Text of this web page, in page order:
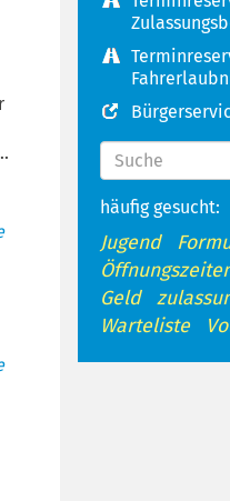
häufig gesucht:
Jugend
Geld
Warteliste